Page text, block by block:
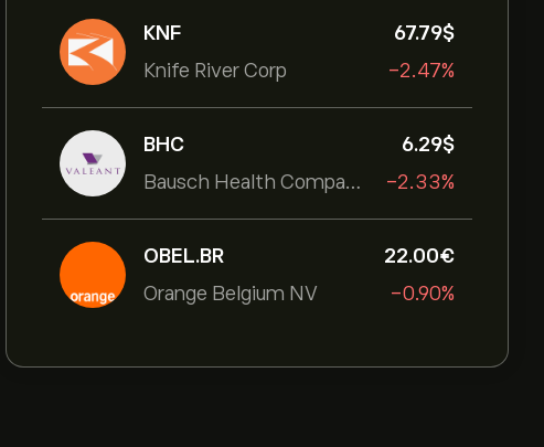
KNF
Knife River Corp
67.79‎$‎
-2.47%
BHC
Bausch Health Companies Inc
6.29‎$‎
-2.33%
OBEL.BR
Orange Belgium NV
22.00‎€‎
-0.90%